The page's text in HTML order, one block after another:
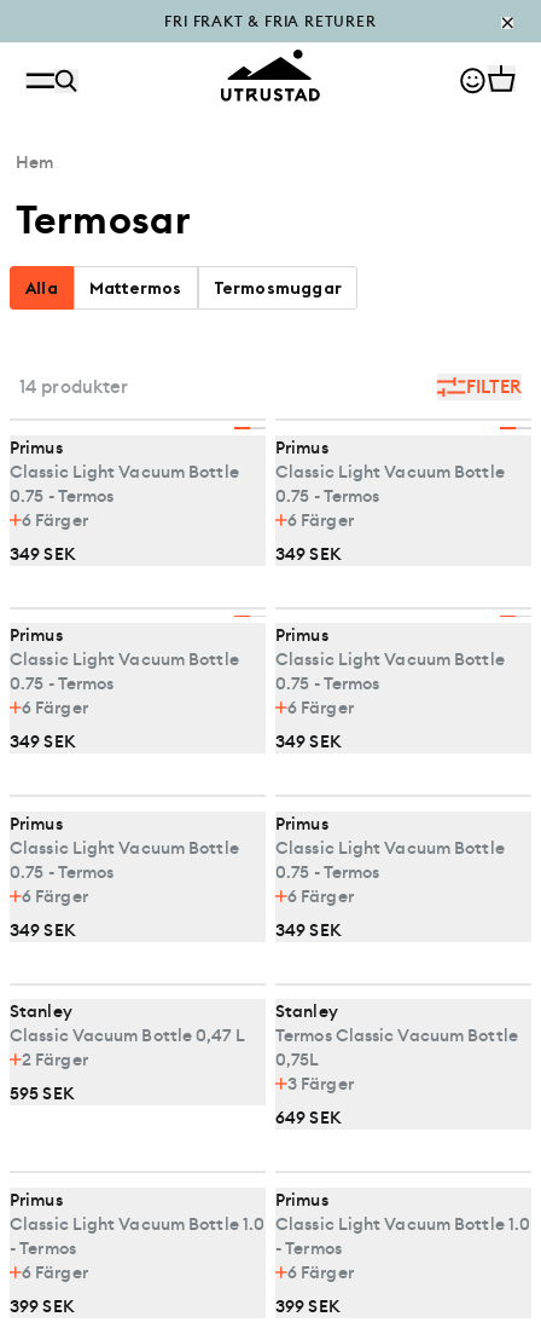
Hem
Termosar
Alla Mattermos Termosmuggar
FILTER
14 produkter
Primus
Classic Light Vacuum Bottle
0.75 - Termos
6 Färger
349 SEK
Primus
Classic Light Vacuum Bottle
0.75 - Termos
6 Färger
349 SEK
Primus
Classic Light Vacuum Bottle
0.75 - Termos
6 Färger
349 SEK
Primus
Classic Light Vacuum Bottle
0.75 - Termos
6 Färger
349 SEK
Primus
Classic Light Vacuum Bottle
0.75 - Termos
6 Färger
349 SEK
Primus
Classic Light Vacuum Bottle
0.75 - Termos
6 Färger
349 SEK
Stanley
Classic Vacuum Bottle 0,47 L
2 Färger
595 SEK
Stanley
Termos Classic Vacuum Bottle
0,75L
3 Färger
649 SEK
Primus
Classic Light Vacuum Bottle 1.0
- Termos
6 Färger
399 SEK
Primus
Classic Light Vacuum Bottle 1.0
- Termos
6 Färger
399 SEK